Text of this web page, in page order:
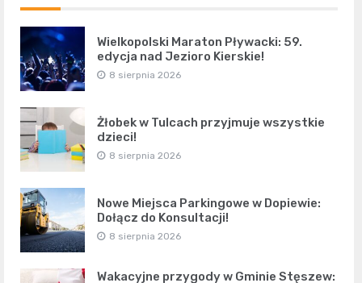
Wielkopolski Maraton Pływacki: 59.
edycja nad Jezioro Kierskie!
8 sierpnia 2026
Żłobek w Tulcach przyjmuje wszystkie
dzieci!
8 sierpnia 2026
Nowe Miejsca Parkingowe w Dopiewie:
Dołącz do Konsultacji!
8 sierpnia 2026
Wakacyjne przygody w Gminie Stęszew: